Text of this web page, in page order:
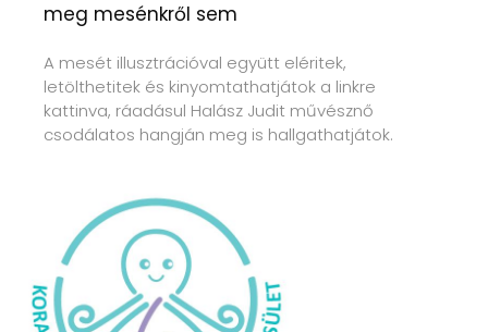
meg mesénkről sem
A mesét illusztrációval együtt eléritek,
letölthetitek és kinyomtathatjátok a linkre
kattinva, ráadásul Halász Judit művésznő
csodálatos hangján meg is hallgathatjátok.